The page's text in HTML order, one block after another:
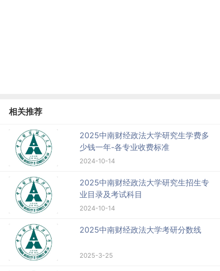
相关推荐
2025中南财经政法大学研究生学费多
少钱一年-各专业收费标准
2024-10-14
2025中南财经政法大学研究生招生专
业目录及考试科目
2024-10-14
2025中南财经政法大学考研分数线
2025-3-25